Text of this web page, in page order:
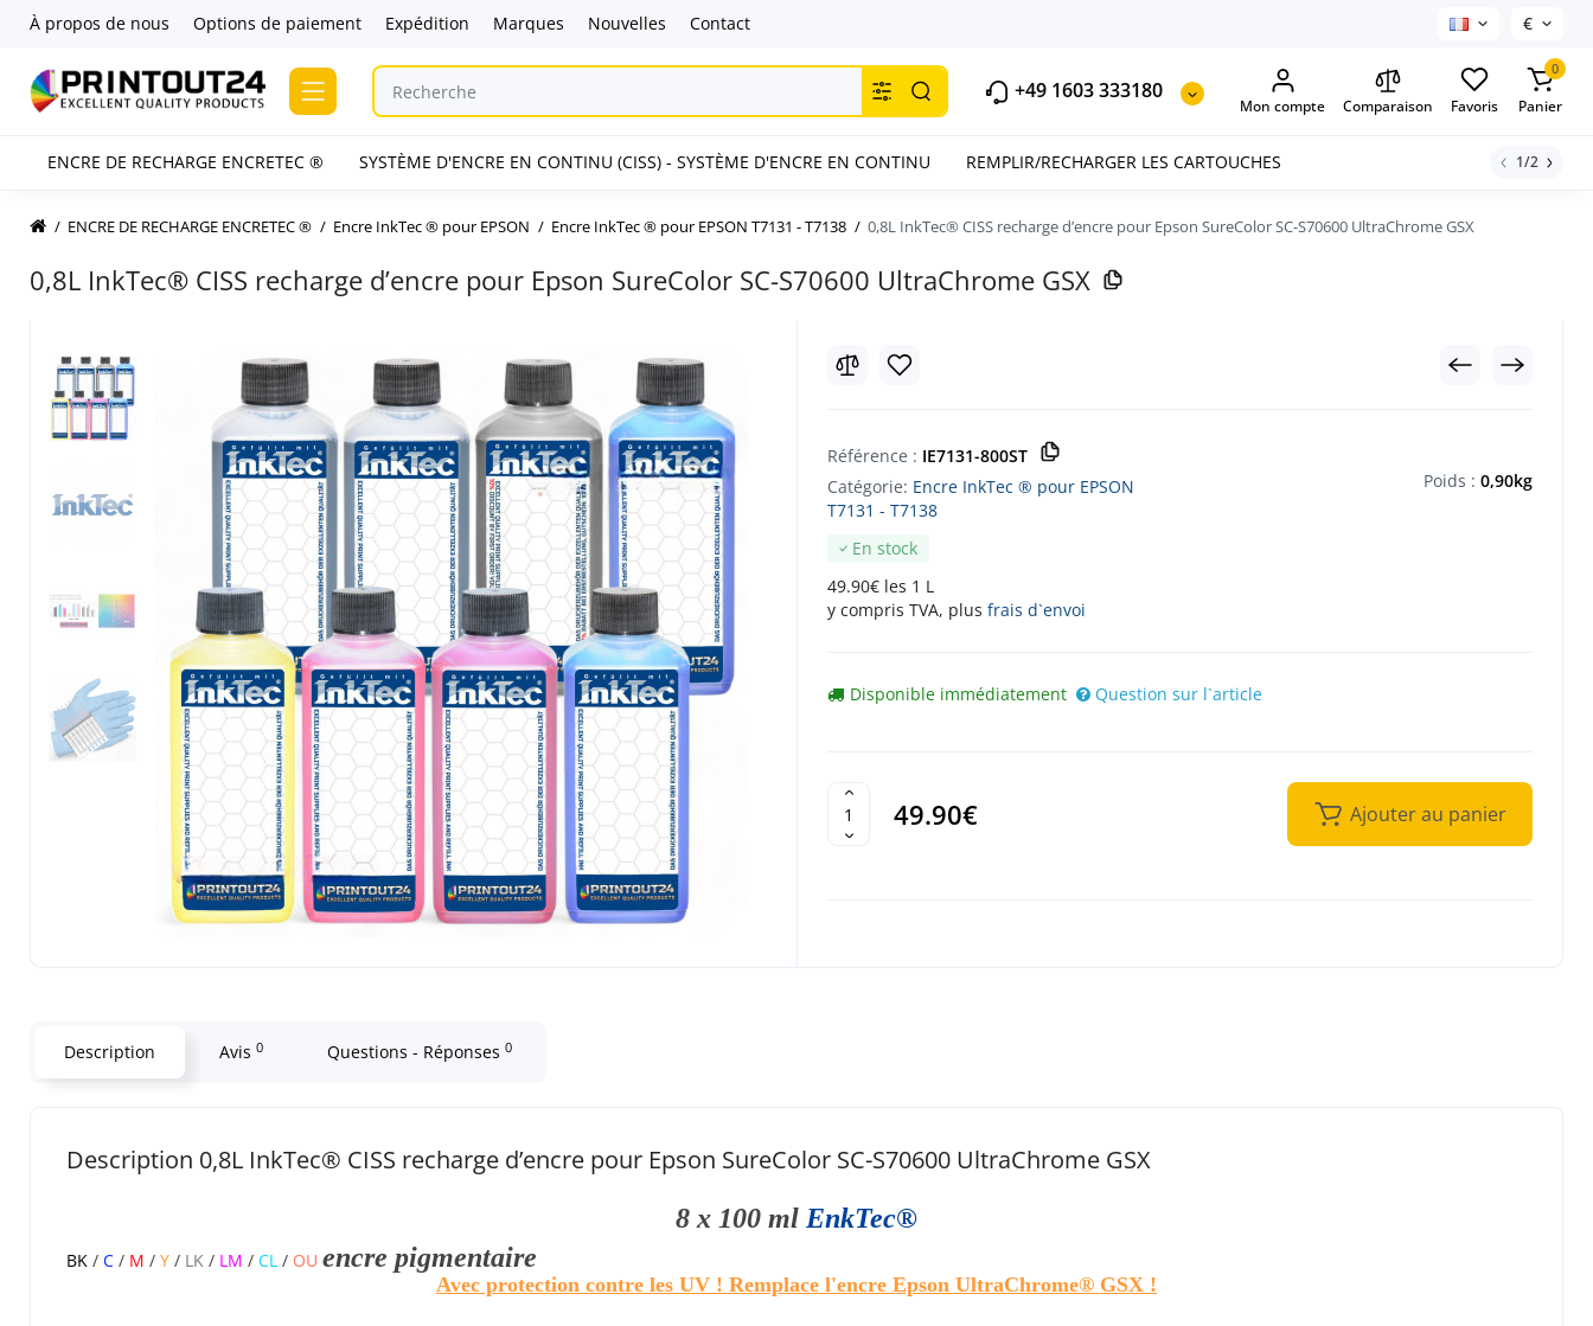
À propos de nous Options de paiement Expédition Marques Nouvelles Contact €
+49 1603 333180
Mon compte Comparaison Favoris
0
Panier
ENCRE DE RECHARGE ENCRETEC ® SYSTÈME D'ENCRE EN CONTINU (CISS) - SYSTÈME D'ENCRE EN CONTINU REMPLIR/RECHARGER LES CARTOUCHES 1/2
ENCRE DE RECHARGE ENCRETEC ® Encre InkTec ® pour EPSON Encre InkTec ® pour EPSON T7131 - T7138 0,8L InkTec® CISS recharge d’encre pour Epson SureColor SC-S70600 UltraChrome GSX
0,8L InkTec® CISS recharge d’encre pour Epson SureColor SC-S70600 UltraChrome GSX
Référence : IE7131-800ST
Catégorie: Encre InkTec ® pour EPSON
T7131 - T7138
En stock
49.90€ les 1 L
y compris TVA, plus frais d`envoi
Poids : 0,90kg
Disponible immédiatement Question sur l`article
49.90€ Ajouter au panier
Description Avis 0 Questions - Réponses 0
Description 0,8L InkTec® CISS recharge d’encre pour Epson SureColor SC-S70600 UltraChrome GSX
8 x 100 ml EnkTec®
BK / C / M / Y / LK / LM / CL / OU encre pigmentaire
Avec protection contre les UV ! Remplace l'encre Epson UltraChrome® GSX !